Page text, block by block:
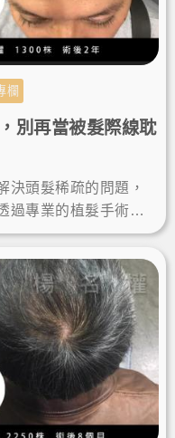
欄
別再當被髮際線耽
決頭髮稀疏的問題，
過專業的植髮手術幫
的植髮成果讓他輕鬆